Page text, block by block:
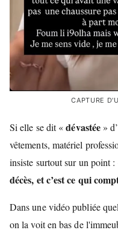
CAPTURE
Si elle se dit «dévastée»
vêtements, matériel
insiste surtout sur un point :
décès, et c’est ce qui
Dans une vidéo publiée
on la voit en bas de